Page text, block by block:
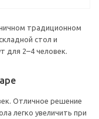
традиционном
стол и
2–4 человек.
Отличное решение
легко увеличить при